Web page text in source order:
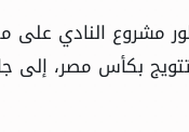
مشروع النادي
بكأس مصر، إلى